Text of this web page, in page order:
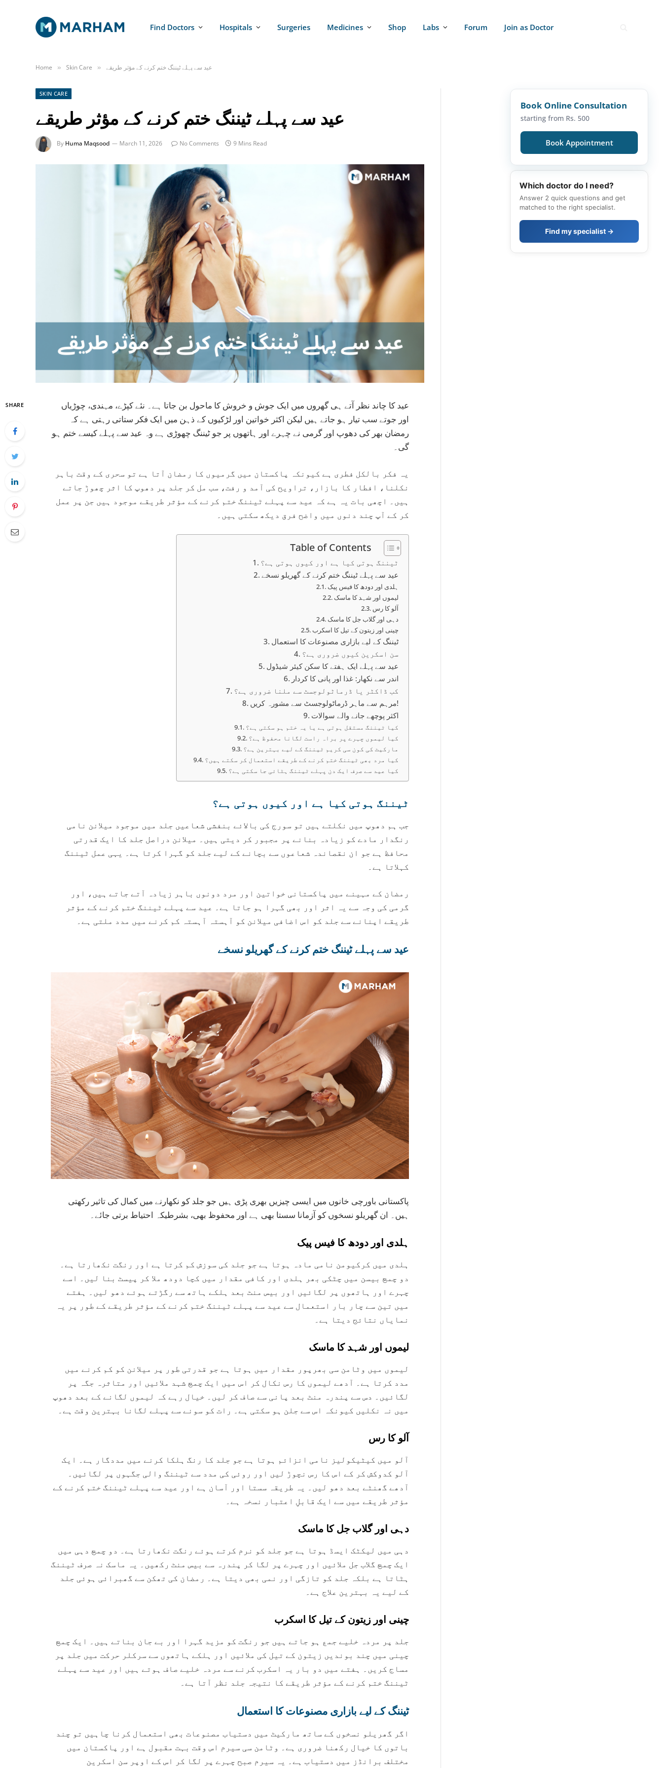
Find Doctors Hospitals Surgeries Medicines Shop Labs Forum Join as Doctor
Home » Skin Care » عید سے پہلے ٹیننگ ختم کرنے کے مؤثر طریقے
SKIN CARE
عید سے پہلے ٹیننگ ختم کرنے کے مؤثر طریقے
By Huma Maqsood March 11, 2026 No Comments 9 Mins Read
SHARE
عید کا چاند نظر آتے ہی گھروں میں ایک جوش و خروش کا ماحول بن جاتا ہے۔ نئے کپڑے، مہندی، چوڑیاں
اور جوتے سب تیار ہو جاتے ہیں لیکن اکثر خواتین اور لڑکیوں کے ذہن میں ایک فکر ستاتی رہتی ہے کہ
رمضان بھر کی دھوپ اور گرمی نے چہرے اور ہاتھوں پر جو ٹیننگ چھوڑی ہے وہ عید سے پہلے کیسے ختم ہو
گی۔
یہ فکر بالکل فطری ہے کیونکہ پاکستان میں گرمیوں کا رمضان آتا ہے تو سحری کے وقت باہر
نکلنا، افطار کا بازار، تراویح کی آمد و رفت، سب مل کر جلد پر دھوپ کا اثر چھوڑ جاتے
ہیں۔ اچھی بات یہ ہے کہ عید سے پہلے ٹیننگ ختم کرنے کے مؤثر طریقے موجود ہیں جن پر عمل
کر کے آپ چند دنوں میں واضح فرق دیکھ سکتی ہیں۔
Table of Contents
ٹیننگ ہوتی کیا ہے اور کیوں ہوتی ہے؟
عید سے پہلے ٹیننگ ختم کرنے کے گھریلو نسخے
ہلدی اور دودھ کا فیس پیک
لیموں اور شہد کا ماسک
آلو کا رس
دہی اور گلاب جل کا ماسک
چینی اور زیتون کے تیل کا اسکرب
ٹیننگ کے لیے بازاری مصنوعات کا استعمال
سن اسکرین کیوں ضروری ہے؟
عید سے پہلے ایک ہفتے کا سکن کیئر شیڈول
اندر سے نکھار: غذا اور پانی کا کردار
کب ڈاکٹر یا ڈرماٹولوجسٹ سے ملنا ضروری ہے؟
مرہم سے ماہر ڈرماٹولوجسٹ سے مشورہ کریں!
اکثر پوچھے جانے والے سوالات
کیا ٹیننگ مستقل ہوتی ہے یا یہ ختم ہو سکتی ہے؟
کیا لیموں چہرے پر براہ راست لگانا محفوظ ہے؟
مارکیٹ کی کون سی کریم ٹیننگ کے لیے بہترین ہے؟
کیا مرد بھی ٹیننگ ختم کرنے کے طریقے استعمال کر سکتے ہیں؟
کیا عید سے صرف ایک دن پہلے ٹیننگ ہٹائی جا سکتی ہے؟
ٹیننگ ہوتی کیا ہے اور کیوں ہوتی ہے؟
جب ہم دھوپ میں نکلتے ہیں تو سورج کی بالائے بنفشی شعاعیں جلد میں موجود میلانن نامی
رنگدار مادے کو زیادہ بنانے پر مجبور کر دیتی ہیں۔ میلانن دراصل جلد کا ایک قدرتی
محافظ ہے جو ان نقصاندہ شعاعوں سے بچانے کے لیے جلد کو گہرا کرتا ہے۔ یہی عمل ٹیننگ
کہلاتا ہے۔
رمضان کے مہینے میں پاکستانی خواتین اور مرد دونوں باہر زیادہ آتے جاتے ہیں، اور
گرمی کی وجہ سے یہ اثر اور بھی گہرا ہو جاتا ہے۔ عید سے پہلے ٹیننگ ختم کرنے کے مؤثر
طریقے اپنانے سے جلد کو اس اضافی میلانن کو آہستہ آہستہ کم کرنے میں مدد ملتی ہے۔
عید سے پہلے ٹیننگ ختم کرنے کے گھریلو نسخے
پاکستانی باورچی خانوں میں ایسی چیزیں بھری پڑی ہیں جو جلد کو نکھارنے میں کمال کی تاثیر رکھتی
ہیں۔ ان گھریلو نسخوں کو آزمانا سستا بھی ہے اور محفوظ بھی، بشرطیکہ احتیاط برتی جائے۔
ہلدی اور دودھ کا فیس پیک
ہلدی میں کرکیومن نامی مادہ ہوتا ہے جو جلد کی سوزش کم کرتا ہے اور رنگت نکھارتا ہے۔
دو چمچ بیسن میں چٹکی بھر ہلدی اور کافی مقدار میں کچا دودھ ملا کر پیسٹ بنا لیں۔ اسے
چہرے اور ہاتھوں پر لگائیں اور بیس منٹ بعد ہلکے ہاتھ سے رگڑتے ہوئے دھو لیں۔ ہفتے
میں تین سے چار بار استعمال سے عید سے پہلے ٹیننگ ختم کرنے کے مؤثر طریقے کے طور پر یہ
نمایاں نتائج دیتا ہے۔
لیموں اور شہد کا ماسک
لیموں میں وٹامن سی بھرپور مقدار میں ہوتا ہے جو قدرتی طور پر میلانن کو کم کرنے میں
مدد کرتا ہے۔ آدھے لیموں کا رس نکال کر اس میں ایک چمچ شہد ملائیں اور متاثرہ جگہ پر
لگائیں۔ دس سے پندرہ منٹ بعد پانی سے صاف کر لیں۔ خیال رہے کہ لیموں لگانے کے بعد دھوپ
میں نہ نکلیں کیونکہ اس سے جلن ہو سکتی ہے۔ رات کو سونے سے پہلے لگانا بہترین وقت ہے۔
آلو کا رس
آلو میں کیٹیکولیز نامی انزائم ہوتا ہے جو جلد کا رنگ ہلکا کرنے میں مددگار ہے۔ ایک
آلو کدوکش کر کے اس کا رس نچوڑ لیں اور روئی کی مدد سے ٹیننگ والی جگہوں پر لگائیں۔
آدھے گھنٹے بعد دھو لیں۔ یہ طریقہ سستا اور آسان ہے اور عید سے پہلے ٹیننگ ختم کرنے کے
مؤثر طریقے میں سے ایک قابلِ اعتبار نسخہ ہے۔
دہی اور گلاب جل کا ماسک
دہی میں لیکٹک ایسڈ ہوتا ہے جو جلد کو نرم کرتے ہوئے رنگت نکھارتا ہے۔ دو چمچ دہی میں
ایک چمچ گلاب جل ملائیں اور چہرے پر لگا کر پندرہ سے بیس منٹ رکھیں۔ یہ ماسک نہ صرف ٹیننگ
ہٹاتا ہے بلکہ جلد کو تازگی اور نمی بھی دیتا ہے۔ رمضان کی تھکن سے گھبرائی ہوئی جلد
کے لیے یہ بہترین علاج ہے۔
چینی اور زیتون کے تیل کا اسکرب
جلد پر مردہ خلیے جمع ہو جاتے ہیں جو رنگت کو مزید گہرا اور بے جان بناتے ہیں۔ ایک چمچ
چینی میں چند بوندیں زیتون کے تیل کی ملائیں اور ہلکے ہاتھوں سے سرکلر حرکت میں جلد پر
مساج کریں۔ ہفتے میں دو بار یہ اسکرب کرنے سے مردہ خلیے صاف ہوتے ہیں اور عید سے پہلے
ٹیننگ ختم کرنے کے مؤثر طریقے کا نتیجہ جلد نظر آتا ہے۔
ٹیننگ کے لیے بازاری مصنوعات کا استعمال
اگر گھریلو نسخوں کے ساتھ مارکیٹ میں دستیاب مصنوعات بھی استعمال کرنا چاہیں تو چند
باتوں کا خیال رکھنا ضروری ہے۔ وٹامن سی سیرم اس وقت بہت مقبول ہے اور پاکستان میں
مختلف برانڈز میں دستیاب ہے۔ یہ سیرم صبح چہرے پر لگا کر اس کے اوپر سن اسکرین
Book Online Consultation
starting from Rs. 500
Book Appointment
Which doctor do I need?
Answer 2 quick questions and get
matched to the right specialist.
Find my specialist →